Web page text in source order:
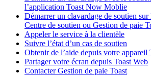
l’application Toast Now Moblie
Démarrer un clavardage de soutien
Centre de soutien ou Gestion de paie
Appeler le service à la clientèle
Suivre l’état d’un cas de soutien
Obtenir de l’aide depuis votre appareil
Partager votre écran depuis Toast Web
Contacter Gestion de paie Toast